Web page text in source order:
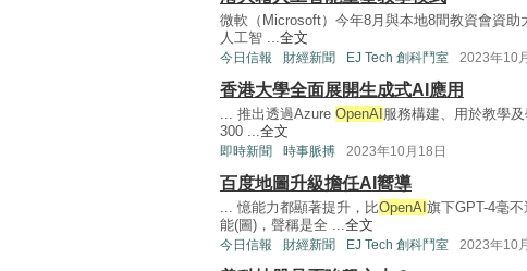
微軟（Microsoft）今年8月與本地8間教資會資助
人工智 ...全文
今日信報 財經新聞 EJ Tech 創科鬥室 2023年10
香港大學全面展開生成式AI應用
... 推出透過Azure OpenAI 服務構建、用於教學
300 ...全文
即時新聞 時事脈搏 2023年10月18日
百度地圖升級擔任AI嚮導
... 憶能力都顯著提升，比OpenAI 旗下GPT-4毫
能(圖)，聲稱是全 ...全文
今日信報 財經新聞 EJ Tech 創科鬥室 2023年10